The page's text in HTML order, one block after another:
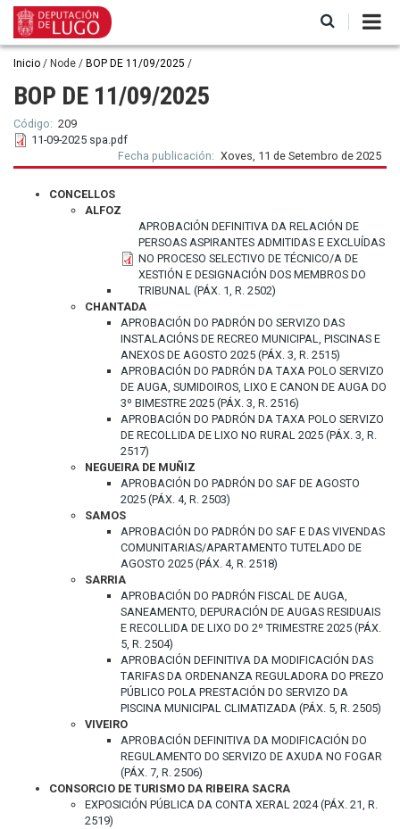
contido
principal
Miga
de
pan
Inicio Node BOP DE 11/09/2025
BOP DE 11/09/2025
Código
209
11-09-2025 spa.pdf
Fecha publicación
Xoves, 11 de Setembro de 2025
CONCELLOS
ALFOZ
APROBACIÓN DEFINITIVA DA RELACIÓN DE
PERSOAS ASPIRANTES ADMITIDAS E EXCLUÍDAS
NO PROCESO SELECTIVO DE TÉCNICO/A DE
XESTIÓN E DESIGNACIÓN DOS MEMBROS DO
TRIBUNAL (PÁX. 1, R. 2502)
CHANTADA
APROBACIÓN DO PADRÓN DO SERVIZO DAS
INSTALACIÓNS DE RECREO MUNICIPAL, PISCINAS E
ANEXOS DE AGOSTO 2025 (PÁX. 3, R. 2515)
APROBACIÓN DO PADRÓN DA TAXA POLO SERVIZO
DE AUGA, SUMIDOIROS, LIXO E CANON DE AUGA DO
3º BIMESTRE 2025 (PÁX. 3, R. 2516)
APROBACIÓN DO PADRÓN DA TAXA POLO SERVIZO
DE RECOLLIDA DE LIXO NO RURAL 2025 (PÁX. 3, R.
2517)
NEGUEIRA DE MUÑIZ
APROBACIÓN DO PADRÓN DO SAF DE AGOSTO
2025 (PÁX. 4, R. 2503)
SAMOS
APROBACIÓN DO PADRÓN DO SAF E DAS VIVENDAS
COMUNITARIAS/APARTAMENTO TUTELADO DE
AGOSTO 2025 (PÁX. 4, R. 2518)
SARRIA
APROBACIÓN DO PADRÓN FISCAL DE AUGA,
SANEAMENTO, DEPURACIÓN DE AUGAS RESIDUAIS
E RECOLLIDA DE LIXO DO 2º TRIMESTRE 2025 (PÁX.
5, R. 2504)
APROBACIÓN DEFINITIVA DA MODIFICACIÓN DAS
TARIFAS DA ORDENANZA REGULADORA DO PREZO
PÚBLICO POLA PRESTACIÓN DO SERVIZO DA
PISCINA MUNICIPAL CLIMATIZADA (PÁX. 5, R. 2505)
VIVEIRO
APROBACIÓN DEFINITIVA DA MODIFICACIÓN DO
REGULAMENTO DO SERVIZO DE AXUDA NO FOGAR
(PÁX. 7, R. 2506)
CONSORCIO DE TURISMO DA RIBEIRA SACRA
EXPOSICIÓN PÚBLICA DA CONTA XERAL 2024 (PÁX. 21, R.
2519)